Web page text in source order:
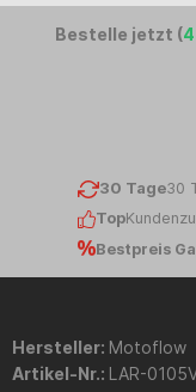
Bestelle jetzt (4
30 Tage30
Top
Bestpreis
Hersteller: Motoflow
Artikel-Nr.: LAR-